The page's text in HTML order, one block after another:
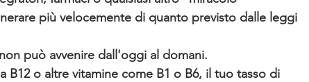
più velocemente di quanto previsto dalle leggi
può avvenire dall'oggi al domani.
B12 o altre vitamine come B1 o B6, il tuo tasso di